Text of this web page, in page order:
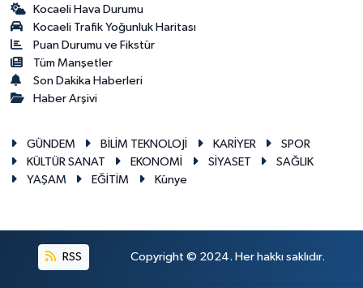
Kocaeli Hava Durumu
Kocaeli Trafik Yoğunluk Haritası
Puan Durumu ve Fikstür
Tüm Manşetler
Son Dakika Haberleri
Haber Arşivi
GÜNDEM BİLİM TEKNOLOJİ KARİYER
SPOR
KÜLTÜR SANAT
EKONOMİ SİYASET
SAĞLIK
YAŞAM
EĞİTİM Künye
RSS Copyright © 2024. Her hakkı saklıdır.